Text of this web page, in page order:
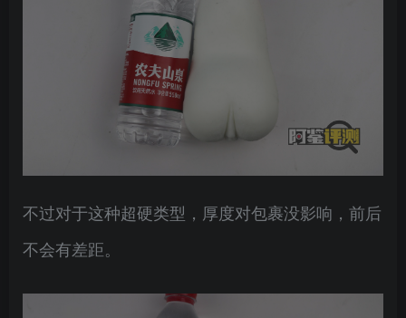
不过对于这种超硬类型，厚度对包裹没影响，前后
不会有差距。